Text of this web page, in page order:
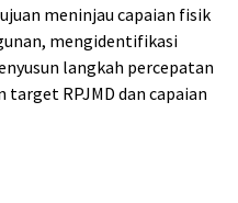
meninjau capaian fisik
mengidentifikasi
langkah percepatan
RPJMD dan capaian